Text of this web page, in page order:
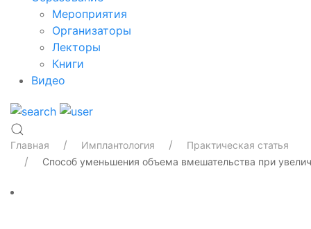
Мероприятия
Организаторы
Лекторы
Книги
Видео
Главная Имплантология
Практическая статья
Способ уменьшения объема вмешательства при